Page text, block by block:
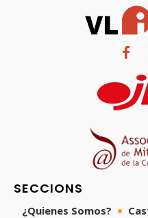
SECCIONS
¿Quienes Somos?